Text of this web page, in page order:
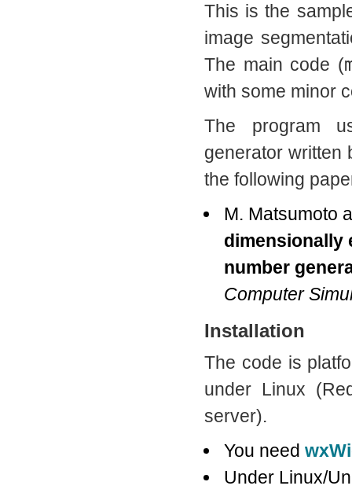
This is the
image
The main code (
with some minor
The program
generator written
the following
M. Matsumoto
dimensionally
number
Computer
Installation
The code is
under Linux
server).
You need
Under Linux/